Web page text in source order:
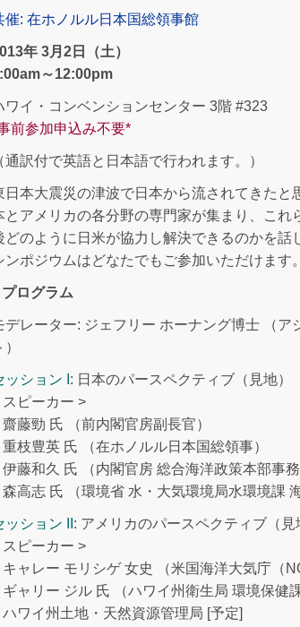
催: 在ホノルル日本国総領事館
年 3月2日（土）
～12:00pm
ワイ・コンベンションセンター 3階 #323
前参加申込み不要*
通訳付で英語と日本語で行われます。）
日本大震災の津波で日本から流されてきたと
とアメリカの各分野の専門家が集まり、こ
どのように日米が協力し解決できるのかを話
ンポジウムはどなたでもご参加いただけます。
ログラム
デレーター: ジェフリー ホーナング博士 （
ッション I : 日本のパースペクティブ（見地）
スピーカー >
齋藤勁 氏 （前内閣官房副長官）
重枝豊英 氏 （在ホノルル日本国総領事）
伊藤和久 氏 （内閣官房 総合海洋政策本部事務
森高志 氏 （環境省 水・大気環境局水環境課
ッション II : アメリカのパースペクティブ（見
スピーカー >
キャレー モリシゲ 女史 （米国海洋大気庁（
ギャリー ジル 氏 （ハワイ州衛生局 環境保健
ハワイ州土地・天然資源管理局 [予定]